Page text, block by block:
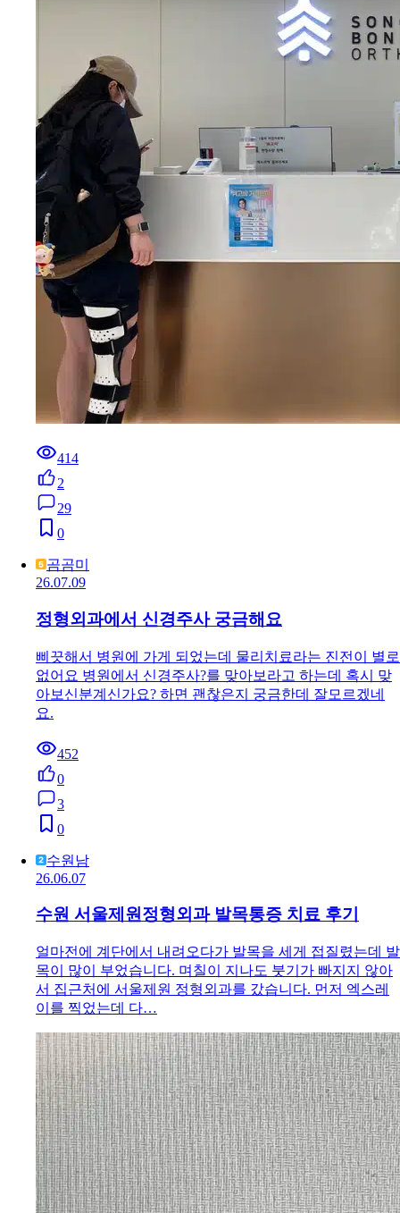
414
2
29
0
곰곰미
26.07.09
정형외과에서 신경주사 궁금해요
삐끗해서 병원에 가게 되었는데 물리치료라는 진전이 별로
없어요 병원에서 신경주사?를 맞아보라고 하는데 혹시 맞
아보신분계신가요? 하면 괜찮은지 궁금한데 잘모르겠네
요.
452
0
3
0
수원남
26.06.07
수원 서울제원정형외과 발목통증 치료 후기
얼마전에 계단에서 내려오다가 발목을 세게 접질렸는데 발
목이 많이 부었습니다. 며칠이 지나도 붓기가 빠지지 않아
서 집근처에 서울제원 정형외과를 갔습니다. 먼저 엑스레
이를 찍었는데 다…